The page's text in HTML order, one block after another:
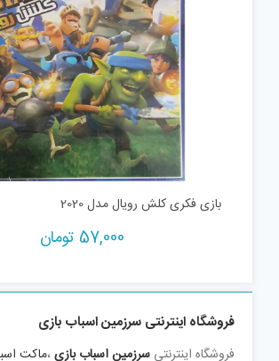
بازی فکری کلش رویال مدل 2020
57,000 تومان
فروشگاه اینترنتی سرزمین اسباب بازی
فروشگاه اینترنتی سرزمین اسباب بازی،ماکت